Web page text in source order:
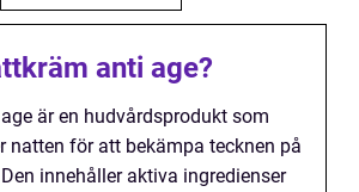
anti age?
är en hudvårdsprodukt som
natten för att bekämpa tecknen på
innehåller aktiva ingredienser